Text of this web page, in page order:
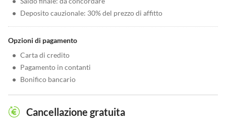
• Deposito cauzionale: 30% del prezzo di affitto
Opzioni di pagamento
• Carta di credito
• Pagamento in contanti
• Bonifico bancario
Cancellazione gratuita